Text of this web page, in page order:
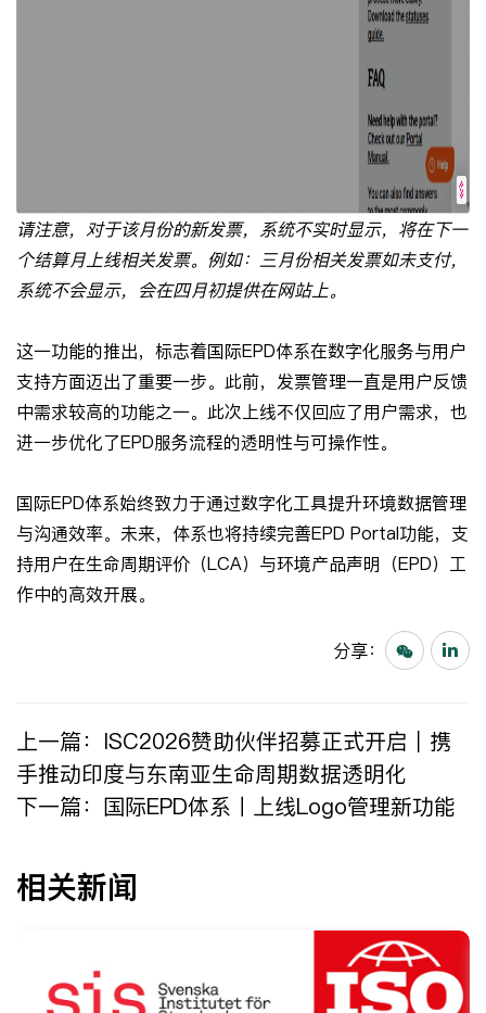
请注意，对于该月份的新发票，系统不实时显示，将在下一
个结算月上线相关发票。例如：三月份相关发票如未支付，
系统不会显示，会在四月初提供在网站上。
这一功能的推出，标志着国际EPD体系在数字化服务与用户
支持方面迈出了重要一步。此前，发票管理一直是用户反馈
中需求较高的功能之一。此次上线不仅回应了用户需求，也
进一步优化了EPD服务流程的透明性与可操作性。
国际EPD体系始终致力于通过数字化工具提升环境数据管理
与沟通效率。未来，体系也将持续完善EPD Portal功能，支
持用户在生命周期评价（LCA）与环境产品声明（EPD）工
作中的高效开展。
分享：
上一篇： ISC2026赞助伙伴招募正式开启｜携
手推动印度与东南亚生命周期数据透明化
下一篇： 国际EPD体系丨上线Logo管理新功能
相关新闻